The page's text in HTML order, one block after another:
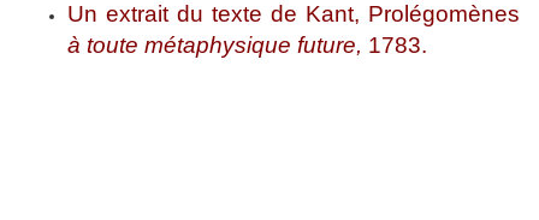
Un extrait du texte de Kant, Prolégomènes
à toute métaphysique future, 1783.